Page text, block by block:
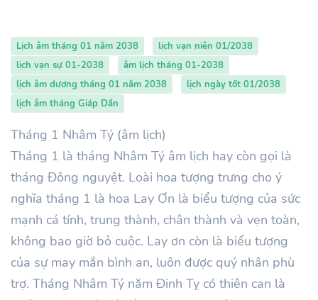
Lịch âm tháng 01 năm 2038
lịch vạn niên 01/2038
lịch vạn sự 01-2038
âm lịch tháng 01-2038
lịch âm dương tháng 01 năm 2038
lịch ngày tốt 01/2038
lịch âm tháng Giáp Dần
Tháng 1 Nhâm Tý (âm lịch)
Tháng 1 là tháng Nhâm Tý âm lịch hay còn gọi là
tháng Đông nguyệt. Loài hoa tượng trưng cho ý
nghĩa tháng 1 là hoa Lay Ơn là biểu tượng của sức
mạnh cá tính, trung thành, chân thành và vẹn toàn,
không bao giờ bỏ cuộc. Lay ơn còn là biểu tượng
của sự may mắn bình an, luôn được quý nhân phù
trợ. Tháng Nhâm Tý năm Đinh Tỵ có thiên can là